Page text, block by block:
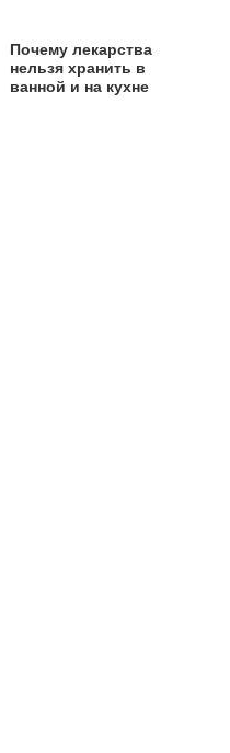
Почему лекарства
нельзя хранить в
ванной и на кухне